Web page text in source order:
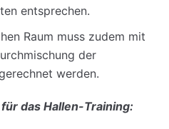
entsprechen.
Raum muss zudem mit
der
werden.
das Hallen-Training: